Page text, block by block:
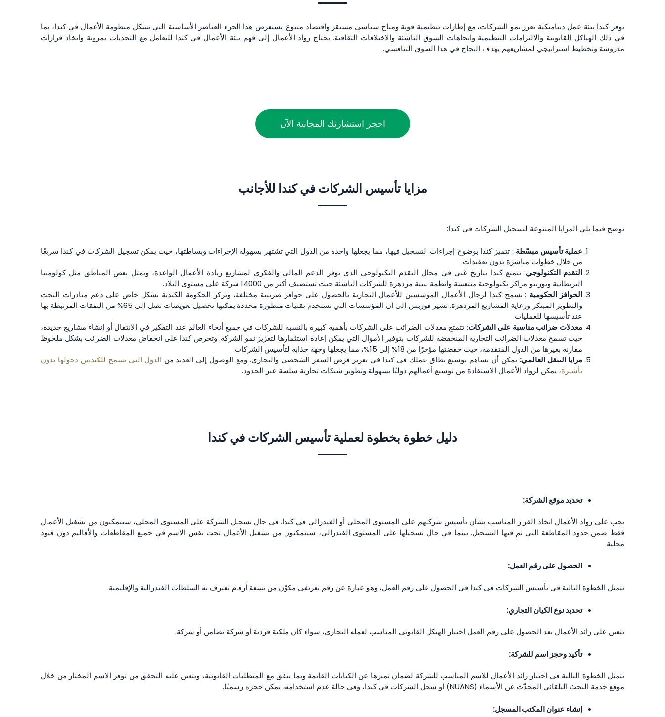
توفر كندا بيئة عمل ديناميكية تعزز نمو الشركات، مع إطارات تنظيمية قوية ومناخ سياسي مستقر واقتصاد متنوع. يستعرض هذا الجزء العناصر الأساسية التي تشكل منظومة الأعمال في كندا، بما
في ذلك الهياكل القانونية والالتزامات التنظيمية واتجاهات السوق الناشئة والاختلافات الثقافية. يحتاج رواد الأعمال إلى فهم بيئة الأعمال في كندا للتعامل مع التحديات بمرونة واتخاذ قرارات
مدروسة وتخطيط استراتيجي لمشاريعهم بهدف النجاح في هذا السوق التنافسي.
احجز استشارتك المجانية الآن
مزايا تأسيس الشركات في كندا للأجانب
نوضح فيما يلي المزايا المتنوعة لتسجيل الشركات في كندا:
عملية تأسيس مبسّطة : تتميز كندا بوضوح إجراءات التسجيل فيها، مما يجعلها واحدة من الدول التي تشتهر بسهولة الإجراءات وبساطتها، حيث يمكن تسجيل الشركات في كندا سريعًا
من خلال خطوات مباشرة بدون تعقيدات.
التقدم التكنولوجي: تتمتع كندا بتاريخ غني في مجال التقدم التكنولوجي الذي يوفر الدعم المالي والفكري لمشاريع ريادة الأعمال الواعدة، وتمثل بعض المناطق مثل كولومبيا
البريطانية وتورنتو مراكز تكنولوجية منتعشة وأنظمة بيئية مزدهرة للشركات الناشئة حيث تستضيف أكثر من 14000 شركة على مستوى البلاد.
الحوافز الحكومية : تسمح كندا لرجال الأعمال المؤسسين للأعمال التجارية بالحصول على حوافز ضريبية مختلفة، وتركز الحكومة الكندية بشكل خاص على دعم مبادرات البحث
والتطوير المبتكر ورعاية المشاريع المزدهرة. تشير فوربس إلى أن المؤسسات التي تستخدم تقنيات متطورة محددة يمكنها تحصيل تعويضات تصل إلى 65% من النفقات المرتبطة بها
عند تأسيسها للعمليات.
معدلات ضرائب مناسبة على الشركات: تتمتع معدلات الضرائب على الشركات بأهمية كبيرة بالنسبة للشركات في جميع أنحاء العالم عند التفكير في الانتقال أو إنشاء مشاريع جديدة،
حيث تسمح معدلات الضرائب التجارية المنخفضة للشركات بتوفير الأموال التي يمكن إعادة استثمارها لتعزيز نمو الشركة. وتحرص كندا على انخفاض معدلات الضرائب بشكل ملحوظ
مقارنة بغيرها من الدول المتقدمة، حيث خفضتها مؤخرًا من 18% إلى 15%، مما يجعلها وجهة جذابة لتأسيس الشركات.
مزايا التنقل العالمي: يمكن أن يساهم توسيع نطاق عملك في كندا في تعزيز فرص السفر الشخصي والتجاري. ومع الوصول إلى العديد من الدول التي تسمح للكنديين دخولها بدون
تأشيرة، يمكن لرواد الأعمال الاستفادة من توسيع أعمالهم دوليًا بسهولة وتطوير شبكات تجارية سلسة عبر الحدود.
دليل خطوة بخطوة لعملية تأسيس الشركات في كندا
تحديد موقع الشركة:
يجب على رواد الأعمال اتخاذ القرار المناسب بشأن تأسيس شركتهم على المستوى المحلي أو الفيدرالي في كندا. في حال تسجيل الشركة على المستوى المحلي، سيتمكنون من تشغيل الأعمال
فقط ضمن حدود المقاطعة التي تم فيها التسجيل. بينما في حال تسجيلها على المستوى الفيدرالي، سيتمكنون من تشغيل الأعمال تحت نفس الاسم في جميع المقاطعات والأقاليم دون قيود
محلية.
الحصول على رقم العمل:
تتمثل الخطوة التالية في تأسيس الشركات في كندا في الحصول على رقم العمل، وهو عبارة عن رقم تعريفي مكوّن من تسعة أرقام تعترف به السلطات الفيدرالية والإقليمية.
تحديد نوع الكيان التجاري:
يتعين على رائد الأعمال بعد الحصول على رقم العمل اختيار الهيكل القانوني المناسب لعمله التجاري، سواء كان ملكية فردية أو شركة تضامن أو شركة.
تأكيد وحجز اسم للشركة:
تتمثل الخطوة التالية في اختيار رائد الأعمال للاسم المناسب للشركة لضمان تميزها عن الكيانات القائمة وبما يتفق مع المتطلبات القانونية، ويتعين عليه التحقق من توفر الاسم المختار من خلال
موقع خدمة البحث التلقائي المحدّث عن الأسماء (NUANS) أو سجل الشركات في كندا، وفي حالة عدم استخدامه، يمكن حجزه رسميًا.
إنشاء عنوان المكتب المسجل: